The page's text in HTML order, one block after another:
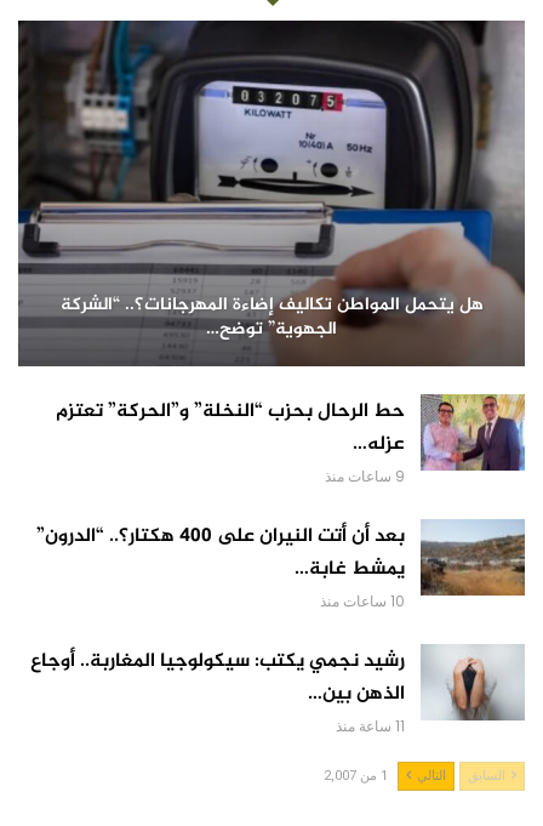
هل يتحمل المواطن تكاليف إضاءة المهرجانات؟.. “الشركة
الجهوية” توضح…
حط الرحال بحزب “النخلة” و”الحركة” تعتزم
عزله…
9 ساعات منذ
بعد أن أتت النيران على 400 هكتار؟.. “الدرون”
يمشط غابة…
10 ساعات منذ
رشيد نجمي يكتب: سيكولوجيا المغاربة.. أوجاع
الذهن بين…
11 ساعة منذ
السابق التالي 1 من 2,007